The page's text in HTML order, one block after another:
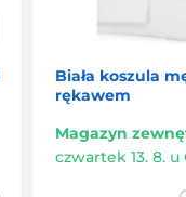
Biała koszula
rękawem
Magazyn
czwartek 13. 8. u